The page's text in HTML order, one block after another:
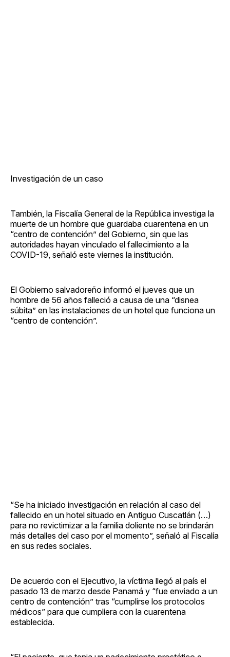
Investigación de un caso
También, la Fiscalía General de la República investiga la
muerte de un hombre que guardaba cuarentena en un
“centro de contención” del Gobierno, sin que las
autoridades hayan vinculado el fallecimiento a la
COVID-19, señaló este viernes la institución.
El Gobierno salvadoreño informó el jueves que un
hombre de 56 años falleció a causa de una “disnea
súbita” en las instalaciones de un hotel que funciona un
“centro de contención”.
“Se ha iniciado investigación en relación al caso del
fallecido en un hotel situado en Antiguo Cuscatlán (…)
para no revictimizar a la familia doliente no se brindarán
más detalles del caso por el momento”, señaló al Fiscalía
en sus redes sociales.
De acuerdo con el Ejecutivo, la víctima llegó al país el
pasado 13 de marzo desde Panamá y “fue enviado a un
centro de contención” tras “cumplirse los protocolos
médicos” para que cumpliera con la cuarentena
establecida.